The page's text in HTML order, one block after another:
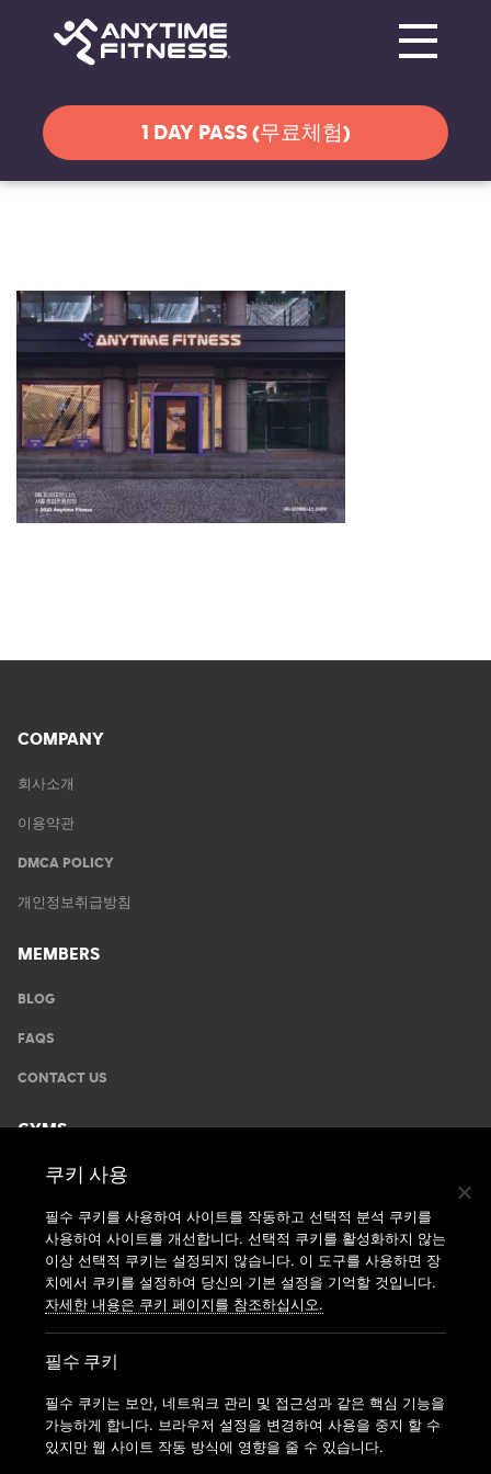
1 DAY PASS (무료체험)
COMPANY
회사소개
이용약관
DMCA POLICY
개인정보취급방침
MEMBERS
BLOG
FAQS
CONTACT US
GYMS
운동안내
지점찾기
가맹신청
쿠키 사용
필수 쿠키를 사용하여 사이트를 작동하고 선택적 분석 쿠키를
사용하여 사이트를 개선합니다. 선택적 쿠키를 활성화하지 않는
이상 선택적 쿠키는 설정되지 않습니다. 이 도구를 사용하면 장
치에서 쿠키를 설정하여 당신의 기본 설정을 기억할 것입니다.
자세한 내용은 쿠키 페이지를 참조하십시오.
필수 쿠키
필수 쿠키는 보안, 네트워크 관리 및 접근성과 같은 핵심 기능을
가능하게 합니다. 브라우저 설정을 변경하여 사용을 중지 할 수
있지만 웹 사이트 작동 방식에 영향을 줄 수 있습니다.